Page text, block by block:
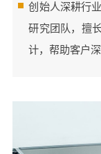
创始人深耕行
研究团队，擅
计，帮助客户